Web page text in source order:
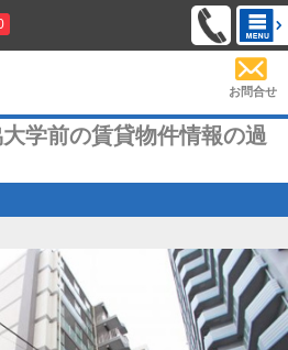
お問合せ
学前の賃貸物件情報の過